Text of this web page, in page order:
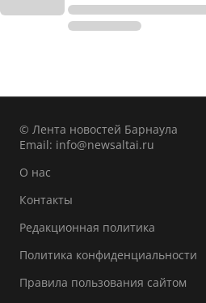
© Лента новостей Барнаула
Email: info@newsaltai.ru
О нас
Контакты
Редакционная политика
Политика конфиденциальности
Правила пользования сайтом